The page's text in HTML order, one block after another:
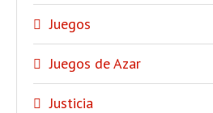
Juegos
Juegos de Azar
Justicia